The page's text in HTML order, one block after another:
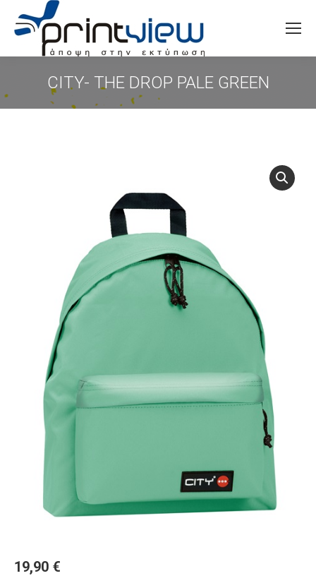
Search:
CITY- THE DROP PALE GREEN
You are here:
19,90 €